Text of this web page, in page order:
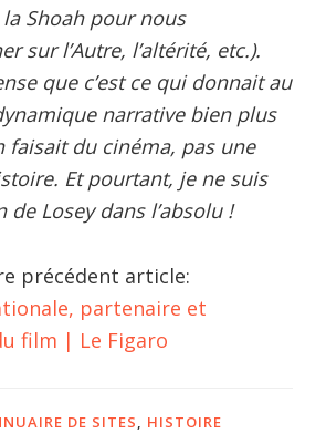
Shoah pour nous
sur l’Autre, l’altérité, etc.).
que c’est ce qui donnait au
narrative bien plus
faisait du cinéma, pas une
Et pourtant, je ne suis
de Losey dans l’absolu !
précédent article:
partenaire et
film | Le Figaro
DE SITES
HISTOIRE